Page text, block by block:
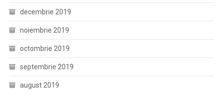
decembrie 2019
noiembrie 2019
octombrie 2019
septembrie 2019
august 2019